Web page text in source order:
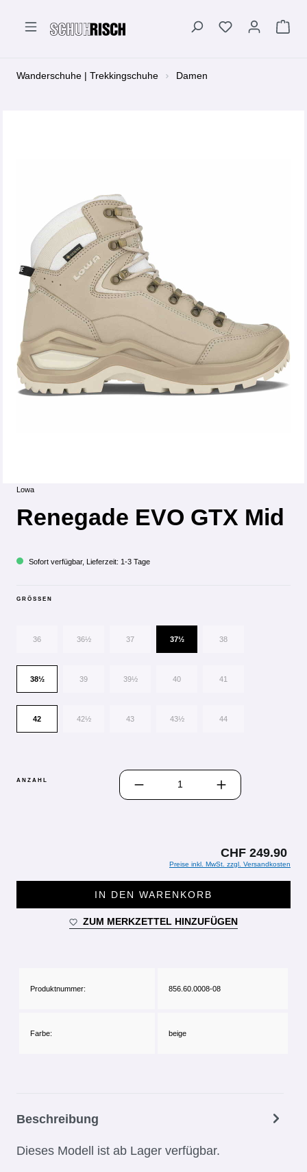
Wanderschuhe | Trekkingschuhe Damen
Lowa
Renegade EVO GTX Mid
Sofort verfügbar, Lieferzeit: 1-3 Tage
GRÖSSEN
36 36½ 37 37½ 38
38½ 39 39½ 40 41
42 42½ 43 43½ 44
ANZAHL
PRODUKT ANZAHL: GIB DEN
CHF 249.90
Preise inkl. MwSt. zzgl. Versandkosten
IN DEN WARENKORB
ZUM MERKZETTEL HINZUFÜGEN
Produktnummer: 856.60.0008-08
Farbe: beige
Beschreibung
Dieses Modell ist ab Lager verfügbar.